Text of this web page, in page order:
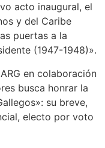
acto inaugural, el
y del Caribe
puertas a la
(1947-1948)».
en colaboración
busca honrar la
su breve,
electo por voto